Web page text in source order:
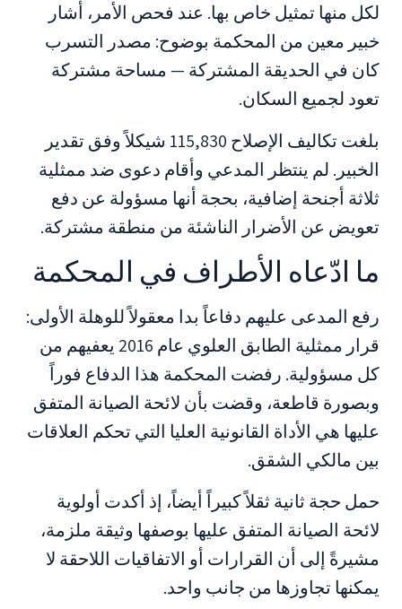
لكل منها تمثيل خاص بها. عند فحص الأمر، أشار
خبير معين من المحكمة بوضوح: مصدر التسرب
كان في الحديقة المشتركة — مساحة مشتركة
تعود لجميع السكان.
بلغت تكاليف الإصلاح 115,830 شيكلاً وفق تقدير
الخبير. لم ينتظر المدعي وأقام دعوى ضد ممثلية
ثلاثة أجنحة إضافية، بحجة أنها مسؤولة عن دفع
تعويض عن الأضرار الناشئة من منطقة مشتركة.
ما ادّعاه الأطراف في المحكمة
رفع المدعى عليهم دفاعاً بدا معقولاً للوهلة الأولى:
قرار ممثلية الطابق العلوي عام 2016 يعفيهم من
كل مسؤولية. رفضت المحكمة هذا الدفاع فوراً
وبصورة قاطعة، وقضت بأن لائحة الصيانة المتفق
عليها هي الأداة القانونية العليا التي تحكم العلاقات
بين مالكي الشقق.
حمل حجة ثانية ثقلاً كبيراً أيضاً، إذ أكدت أولوية
لائحة الصيانة المتفق عليها بوصفها وثيقة ملزمة،
مشيرةً إلى أن القرارات أو الاتفاقيات اللاحقة لا
يمكنها تجاوزها من جانب واحد.